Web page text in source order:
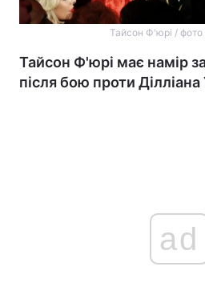
Тайсон Ф'юрі / фото
Тайсон Ф'юрі має намір
після бою проти Ділліана
ad